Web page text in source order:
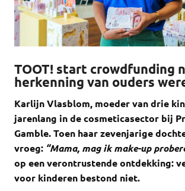
TOOT! start crowdfunding
herkenning van ouders
Karlijn Vlasblom, moeder van drie
jarenlang in de cosmeticasector bij
Gamble. Toen haar zevenjarige
vroeg: “Mama, mag ik make-up
op een verontrustende ontdekking:
voor kinderen bestond niet.